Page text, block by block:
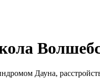
Дауна,